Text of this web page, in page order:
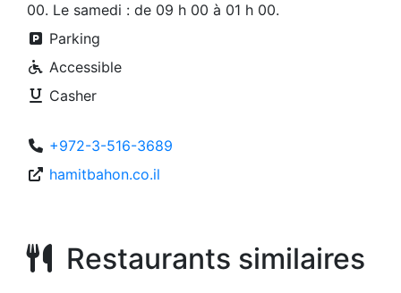
00. Le samedi : de 09 h 00 à 01 h 00.
Parking
Accessible
Casher
+972-3-516-3689
hamitbahon.co.il
Restaurants similaires